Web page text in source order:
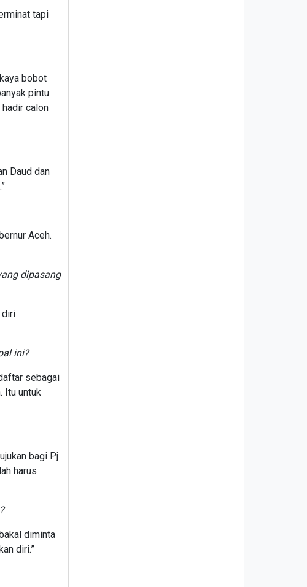
tapi
bobot
pintu
calon
Daud dan
Aceh.
dipasang
diri
ini?
sebagai
Itu untuk
bagi Pj
harus
diminta
diri.”